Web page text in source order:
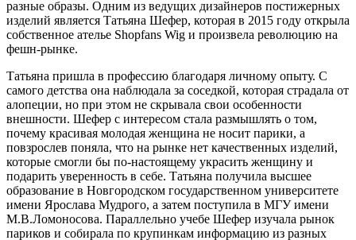
разные образы. Одним из ведущих дизайнеров постижерных
изделий является Татьяна Шефер, которая в 2015 году открыла
собственное ателье Shopfans Wig и произвела революцию на
фешн-рынке.
Татьяна пришла в профессию благодаря личному опыту. С
самого детства она наблюдала за соседкой, которая страдала от
алопеции, но при этом не скрывала свои особенности
внешности. Шефер с интересом стала размышлять о том,
почему красивая молодая женщина не носит парики, а
повзрослев поняла, что на рынке нет качественных изделий,
которые смогли бы по-настоящему украсить женщину и
подарить уверенность в себе. Татьяна получила высшее
образование в Новгородском государственном университете
имени Ярослава Мудрого, а затем поступила в МГУ имени
М.В.Ломоносова. Параллельно учебе Шефер изучала рынок
париков и собирала по крупинкам информацию из разных